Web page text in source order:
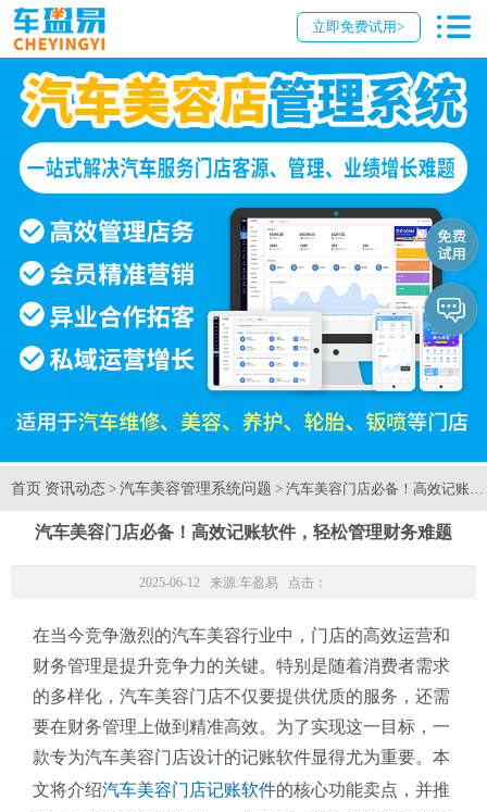
立即免费试用>
首页 资讯动态 > 汽车美容管理系统问题 > 汽车美容门店必备！高效记账
汽车美容门店必备！高效记账软件，轻松管理财务难题
2025-06-12 来源:车盈易 点击：
在当今竞争激烈的汽车美容行业中，门店的高效运营和
财务管理是提升竞争力的关键。特别是随着消费者需求
的多样化，汽车美容门店不仅要提供优质的服务，还需
要在财务管理上做到精准高效。为了实现这一目标，一
款专为汽车美容门店设计的记账软件显得尤为重要。本
文将介绍汽车美容门店记账软件的核心功能卖点，并推